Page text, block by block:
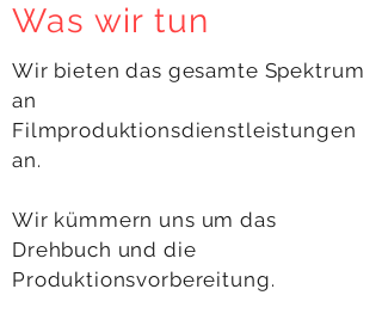
Was wir tun
Wir bieten das gesamte Spektrum
an
Filmproduktionsdienstleistungen
an.
Wir kümmern uns um das
Drehbuch und die
Produktionsvorbereitung.